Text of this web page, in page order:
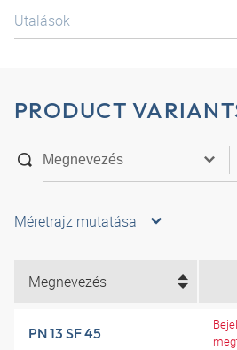
Utalások
PRODUCT
Méretrajz mutatása
Megnevezés
PN 13 SF 45